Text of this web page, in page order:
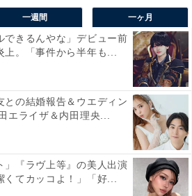
一週間 一ヶ月
できるんやな」デビュー前
上。「事件から半年も...
との結婚報告＆ウエディン
エライザ＆内田理央...
」『ラヴ上等』の美人出演
くてカッコよ！」「好...